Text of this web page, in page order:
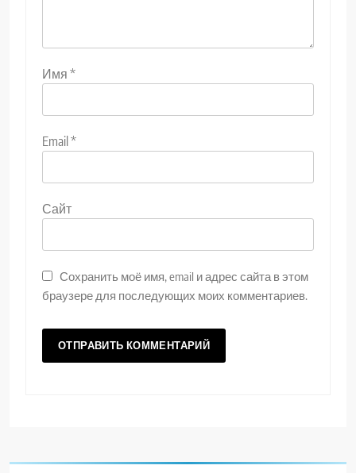
Имя *
Email*
Сайт
Сохранить моё имя, email и адрес сайта в этом
браузере для последующих моих комментариев.